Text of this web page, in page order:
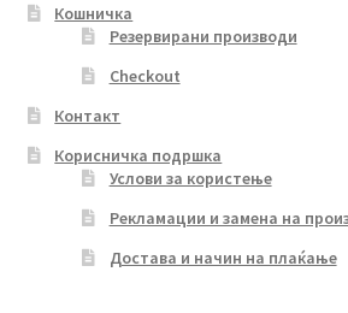
Кошничка
Резервирани производи
Checkout
Контакт
Корисничка подршка
Услови за користење
Рекламации и замена на
Достава и начин на плаќање